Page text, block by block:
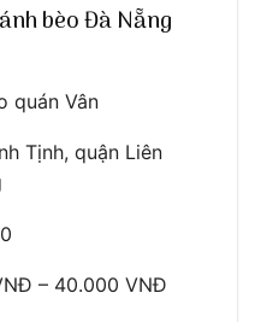
bèo Đà Nẵng
quán Vân
Tịnh, quận Liên
– 40.000 VNĐ